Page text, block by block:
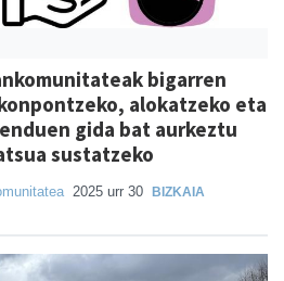
bigarren
alokatzeko eta
gida bat aurkeztu
sustatzeko
2025 urr 30 BIZKAIA